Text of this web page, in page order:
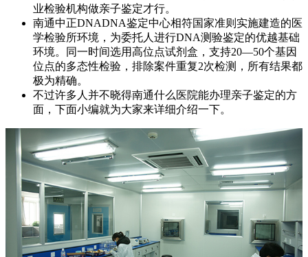
业检验机构做亲子鉴定才行。
南通中正DNADNA鉴定中心相符国家准则实施建造的医
学检验所环境，为委托人进行DNA测验鉴定的优越基础
环境。同一时间选用高位点试剂盒，支持20—50个基因
位点的多态性检验，排除案件重复2次检测，所有结果都
极为精确。
不过许多人并不晓得南通什么医院能办理亲子鉴定的方
面，下面小编就为大家来详细介绍一下。